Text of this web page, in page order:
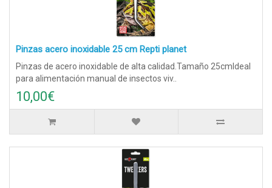
Pinzas acero inoxidable 25 cm Repti planet
Pinzas de acero inoxidable de alta calidad.Tamaño 25cmIdeal
para alimentación manual de insectos viv..
10,00€